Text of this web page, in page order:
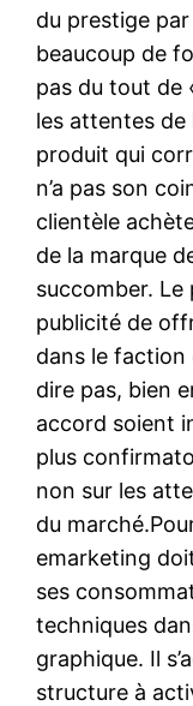
du prestige
beaucoup de
pas du tout de
les attentes de
produit qui
n’a pas son
clientèle
de la marque
succomber. Le
publicité de
dans le faction
dire pas, bien
accord soient
plus
non sur les
du
emarketing
ses
techniques
graphique. Il
structure à